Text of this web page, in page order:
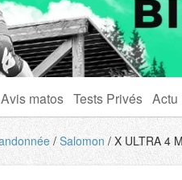
Avis matos Tests Privés Actu
Salomon X ULTRA 4